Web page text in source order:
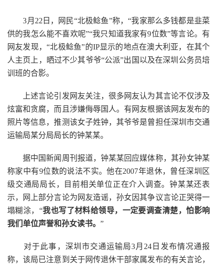
3月22日，网民“北极鲶鱼”称，“我家那么多钱都是韭菜
供的我怎么能不喜欢呢”“我只知道我家有9位数”等言论。有
网友发现，“北极鲶鱼”的IP显示的地点在澳大利亚，在其个
人主页上，晒过不少其爷爷“公派”出国以及在深圳公务员培
训班的合影。
上述言论引发网友关注，很多网友认为其言论不仅涉及
炫富和贪腐，而且涉嫌侮辱国人。有网友根据该网友发布的
照片等信息，推测该女子姓钟，其爷爷是曾担任深圳市交通
运输局某分局局长的钟某某。
据中国新闻周刊报道，钟某某回应媒体称，其孙女钟某
称家中有9位数的说法不实。他在2007年退休，曾任深圳区
级交通局局长，目前相关单位正在介入调查。钟某某还表
示，网上部分言论为网友造谣，孙女因其争议言论正哭得一
塌糊涂，“我也写了材料给领导，一定要调查清楚，怕影响
我们单位声誉和孙女读书。 ”
对于此事，深圳市交通运输局3月24日发布情况通报
称，该局已注意到关于网传退休干部家属发布的有关言论，